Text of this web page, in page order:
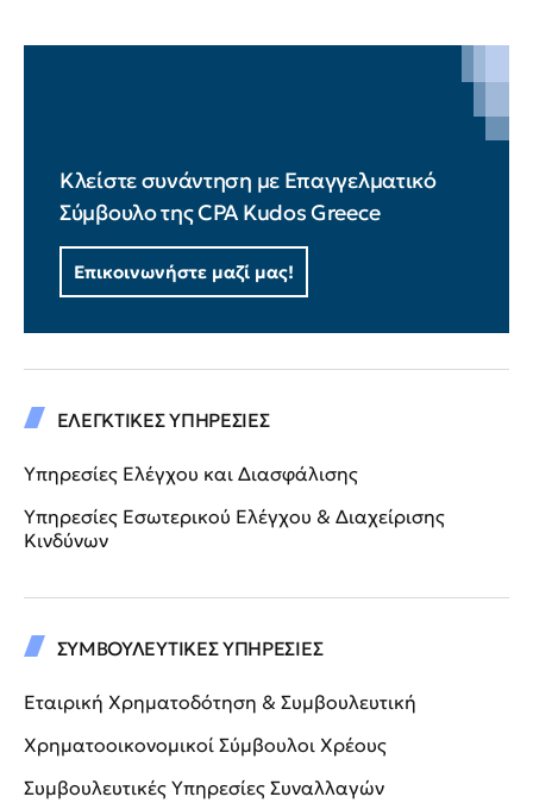
Κλείστε συνάντηση με Επαγγελματικό
Σύμβουλο της CPA Kudos Greece
Επικοινωνήστε μαζί μας!
ΕΛΕΓΚΤΙΚΕΣ ΥΠΗΡΕΣΙΕΣ
Υπηρεσίες Ελέγχου και Διασφάλισης
Υπηρεσίες Εσωτερικού Ελέγχου & Διαχείρισης
Κινδύνων
ΣΥΜΒΟΥΛΕΥΤΙΚΕΣ ΥΠΗΡΕΣΙΕΣ
Εταιρική Χρηματοδότηση & Συμβουλευτική
Χρηματοοικονομικοί Σύμβουλοι Χρέους
Συμβουλευτικές Υπηρεσίες Συναλλαγών